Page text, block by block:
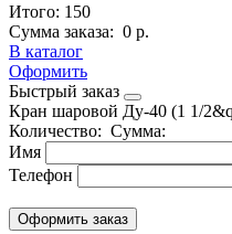
Итого: 150
Сумма заказа: 0 р.
В каталог
Оформить
Быстрый заказ
Кран шаровой Ду-40 (1 1/
Количество: Сумма:
Имя
Телефон